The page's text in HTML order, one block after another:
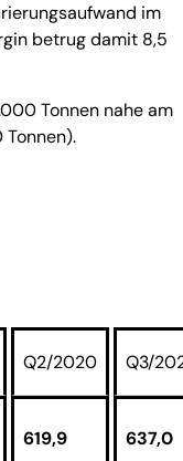
im
betrug damit 8,5
Tonnen nahe am
Q2/2020 Q3/
619,9 637,0